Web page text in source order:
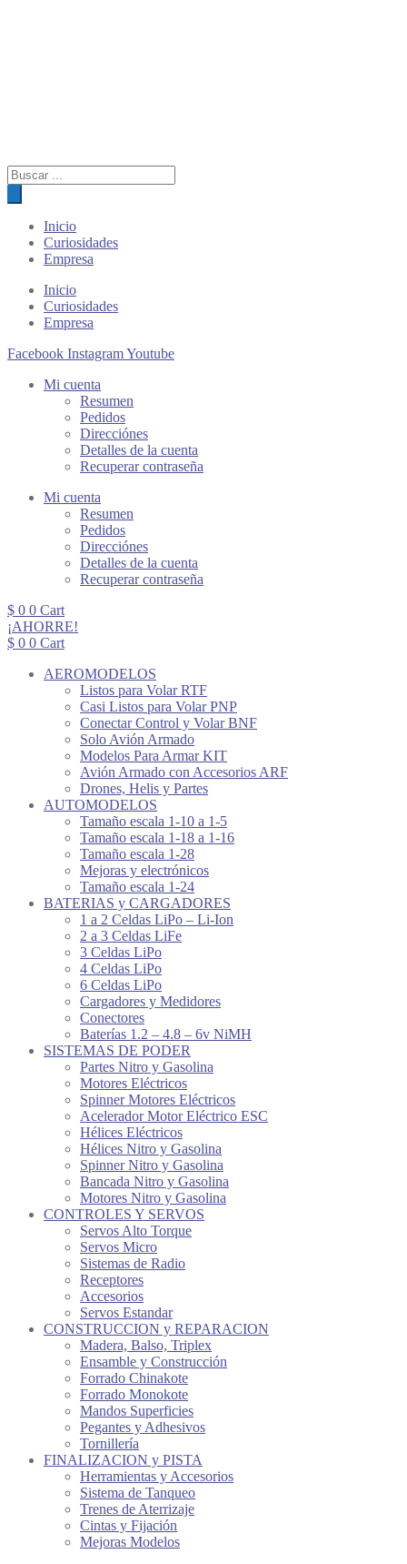
Búsqueda
de
productos
Inicio
Curiosidades
Empresa
Inicio
Curiosidades
Empresa
Facebook InstagramYoutube
Mi cuenta
Resumen
Pedidos
Direcciónes
Detalles de la cuenta
Recuperar contraseña
Mi cuenta
Resumen
Pedidos
Direcciónes
Detalles de la cuenta
Recuperar contraseña
$ 0 0 Cart
¡AHORRE!
$ 0 0 Cart
AEROMODELOS
Listos para Volar RTF
Casi Listos para Volar PNP
Conectar Control y Volar BNF
Solo Avión Armado
Modelos Para Armar KIT
Avión Armado con Accesorios ARF
Drones, Helis y Partes
AUTOMODELOS
Tamaño escala 1-10 a 1-5
Tamaño escala 1-18 a 1-16
Tamaño escala 1-28
Mejoras y electrónicos
Tamaño escala 1-24
BATERIAS y CARGADORES
1 a 2 Celdas LiPo – Li-Ion
2 a 3 Celdas LiFe
3 Celdas LiPo
4 Celdas LiPo
6 Celdas LiPo
Cargadores y Medidores
Conectores
Baterías 1.2 – 4.8 – 6v NiMH
SISTEMAS DE PODER
Partes Nitro y Gasolina
Motores Eléctricos
Spinner Motores Eléctricos
Acelerador Motor Eléctrico ESC
Hélices Eléctricos
Hélices Nitro y Gasolina
Spinner Nitro y Gasolina
Bancada Nitro y Gasolina
Motores Nitro y Gasolina
CONTROLES Y SERVOS
Servos Alto Torque
Servos Micro
Sistemas de Radio
Receptores
Accesorios
Servos Estandar
CONSTRUCCION y REPARACION
Madera, Balso, Triplex
Ensamble y Construcción
Forrado Chinakote
Forrado Monokote
Mandos Superficies
Pegantes y Adhesivos
Tornillería
FINALIZACION y PISTA
Herramientas y Accesorios
Sistema de Tanqueo
Trenes de Aterrizaje
Cintas y Fijación
Mejoras Modelos